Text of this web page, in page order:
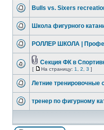
Bulls vs. Sixers
Школа фигурного
РОЛЛЕР ШКОЛА |
Секция ФК в
[ На страницу: 1 2 3 ]
Летние тренировочные
тренер по фигурному